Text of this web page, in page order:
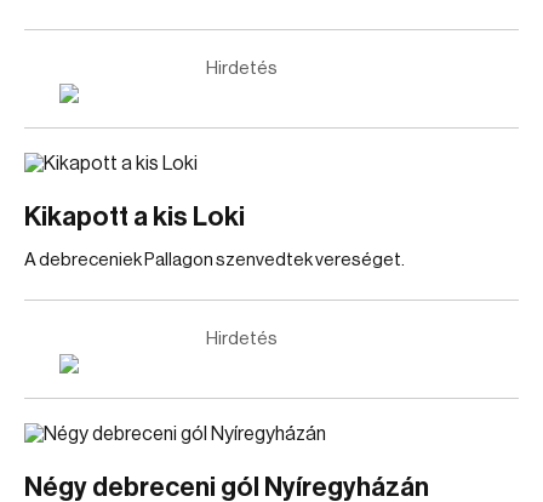
Hirdetés
Kikapott a kis Loki
A debreceniek Pallagon szenvedtek vereséget.
Hirdetés
Négy debreceni gól Nyíregyházán